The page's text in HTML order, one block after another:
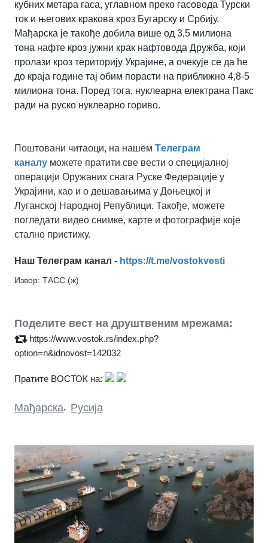
кубних метара гаса, углавном преко гасовода Турски
ток и његових кракова кроз Бугарску и Србију.
Мађарска је такође добила више од 3,5 милиона
тона нафте кроз јужни крак нафтовода Дружба, који
пролази кроз територију Украјине, а очекује се да ће
до краја године тај обим порасти на приближно 4,8-5
милиона тона. Поред тога, нуклеарна електрана Пакс
ради на руско нуклеарно гориво.
Поштовани читаоци, на нашем Tелеграм
каналу можете пратити све вести о специјалној
операцији Оружаних снага Руске Федерације у
Украјини, као и о дешавањима у Доњецкој и
Луганској Народној Републици. Такође, можете
погледати видео снимке, карте и фотографије које
стално пристижу.
Наш Телеграм канал - https://t.me/vostokvesti
Извор: ТАСС (ж)
Поделите вест на друштвеним мрежама:
https://www.vostok.rs/index.php?
option=n&idnovost=142032
Пратите ВОСТОК на:
Мађарска, Русија